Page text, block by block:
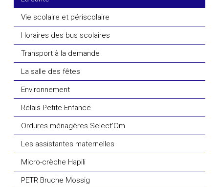
Vie scolaire et périscolaire
Horaires des bus scolaires
Transport à la demande
La salle des fêtes
Environnement
Relais Petite Enfance
Ordures ménagères Select'Om
Les assistantes maternelles
Micro-crèche Hapili
PETR Bruche Mossig